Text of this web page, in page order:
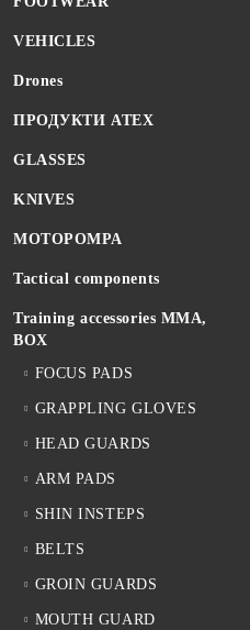
VEHICLES
Drones
ПРОДУКТИ ATEX
GLASSES
KNIVES
MOTOPOMPA
Tactical components
Training accessories MMA,
BOX
FOCUS PADS
GRAPPLING GLOVES
HEAD GUARDS
ARM PADS
SHIN INSTEPS
BELTS
GROIN GUARDS
MOUTH GUARD